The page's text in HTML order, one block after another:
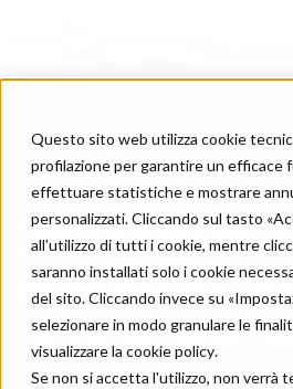
Questo sito web utilizza cookie
profilazione per garantire un efficace
effettuare statistiche e mostrare
personalizzati. Cliccando sul tasto
all’utilizzo di tutti i cookie, mentre
saranno installati solo i cookie
del sito. Cliccando invece su
selezionare in modo granulare le
visualizzare la cookie policy.
Se non si accetta l'utilizzo, non verrà
COSTRUIAMO
MONDO DAL
Dal 1928 CIFA progetta
costruiscono il mondo: